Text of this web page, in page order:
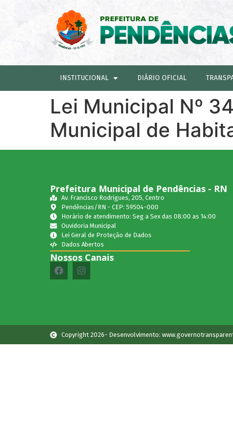
INSTITUCIONAL DIÁRIO OFICIAL
Lei Municipal Nº
Municipal de
Prefeitura Municipal de Pendências - RN
Av. Francisco Rodrigues, 205, Centro
Pendências/RN - CEP: 59504-000
Horário de atendimento: Seg a Sex das 08:00 as 14:00
Ouvidoria Municipal
Lei Geral de Proteção de Dados
Dados Abertos
Nossos Canais
Copyright 2026- Desenvolvimento: